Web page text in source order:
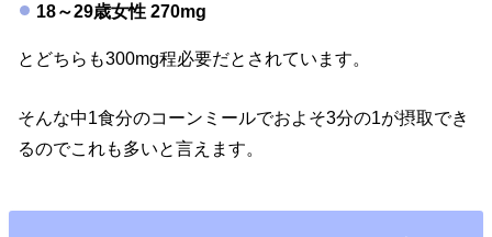
18～29歳女性 270mg
とどちらも300mg程必要だとされています。
そんな中1食分のコーンミールでおよそ3分の1が摂取でき
るのでこれも多いと言えます。